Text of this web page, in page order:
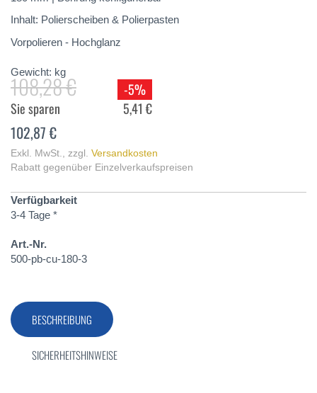
Inhalt: Polierscheiben & Polierpasten
Vorpolieren - Hochglanz
Gewicht: kg
108,28 €
-5%
Sie sparen
5,41 €
102,87 €
Exkl. MwSt. zzgl. Versandkosten
Rabatt gegenüber Einzelverkaufspreisen
Verfügbarkeit
3-4 Tage *
Art.-Nr.
500-pb-cu-180-3
BESCHREIBUNG
SICHERHEITSHINWEISE